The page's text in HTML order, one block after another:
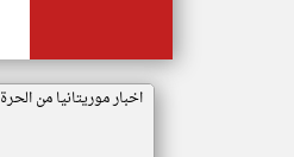
اخبار موريتانيا من الحرة